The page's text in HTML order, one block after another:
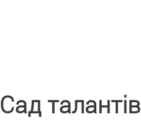
Сад талантів